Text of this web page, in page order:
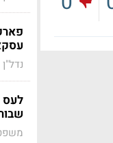
נדל"ן
לעס